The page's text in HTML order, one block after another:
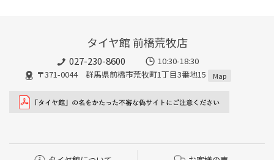
タイヤ館 前橋荒牧店
027-230-8600
10:30-18:30
〒371-0044 群馬県前橋市荒牧町1丁目3番地15
Map